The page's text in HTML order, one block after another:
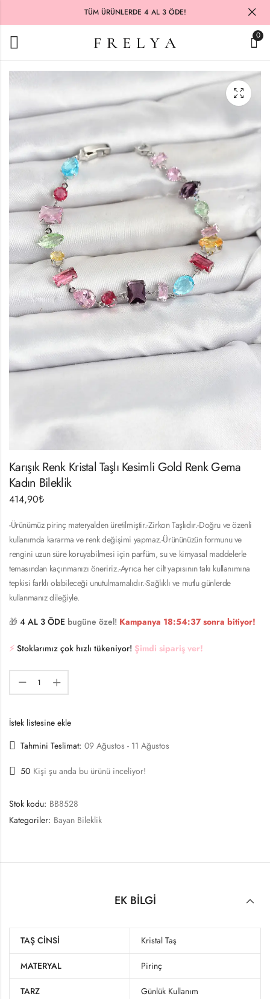
TÜM ÜRÜNLERDE 4 AL 3 ÖDE!
0
Karışık Renk Kristal Taşlı Kesimli Gold Renk Gema
Kadın Bileklik
414,90₺
-Ürünümüz pirinç materyalden üretilmiştir.-Zirkon Taşlıdır.-Doğru ve özenli
kullanımda kararma ve renk değişimi yapmaz.-Ürününüzün formunu ve
rengini uzun süre koruyabilmesi için parfüm, su ve kimyasal maddelerle
temasından kaçınmanızı öneririz.-Ayrıca her cilt yapısının takı kullanımına
tepkisi farklı olabileceği unutulmamalıdır.-Sağlıklı ve mutlu günlerde
kullanmanız dileğiyle.
🎁 4 AL 3 ÖDE bugüne özel! Kampanya 18:54:36sonra bitiyor!
⚡️ Stoklarımız çok hızlı tükeniyor! Şimdi sipariş ver!
İstek listesine ekle
Tahmini Teslimat: 09 Ağustos - 11 Ağustos
50 Kişi şu anda bu ürünü inceliyor!
Stok kodu: BB8528
Kategoriler: Bayan Bileklik
EK BILGI
TAŞ CINSI Kristal Taş
MATERYAL Pirinç
TARZ Günlük Kullanım